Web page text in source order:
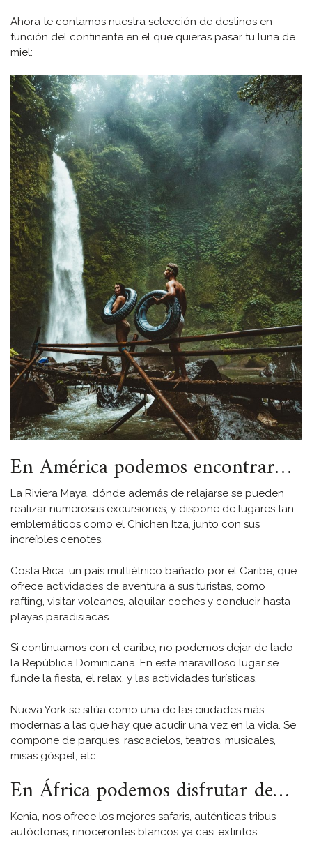
Ahora te contamos nuestra selección de destinos en
función del continente en el que quieras pasar tu luna de
miel:
En América podemos encontrar…
La Riviera Maya, dónde además de relajarse se pueden
realizar numerosas excursiones, y dispone de lugares tan
emblemáticos como el Chichen Itza, junto con sus
increíbles cenotes.
Costa Rica, un país multiétnico bañado por el Caribe, que
ofrece actividades de aventura a sus turistas, como
rafting, visitar volcanes, alquilar coches y conducir hasta
playas paradisiacas…
Si continuamos con el caribe, no podemos dejar de lado
la República Dominicana. En este maravilloso lugar se
funde la fiesta, el relax, y las actividades turísticas.
Nueva York se sitúa como una de las ciudades más
modernas a las que hay que acudir una vez en la vida. Se
compone de parques, rascacielos, teatros, musicales,
misas góspel, etc.
En África podemos disfrutar de…
Kenia, nos ofrece los mejores safaris, auténticas tribus
autóctonas, rinocerontes blancos ya casi extintos…